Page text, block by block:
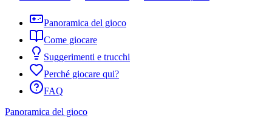
Panoramica del gioco
Come giocare
Suggerimenti e trucchi
Perché giocare qui?
FAQ
Panoramica del gioco